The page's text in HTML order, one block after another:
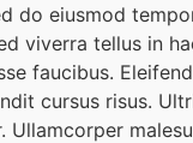
do eiusmod
viverra tellus in
faucibus.
cursus risus.